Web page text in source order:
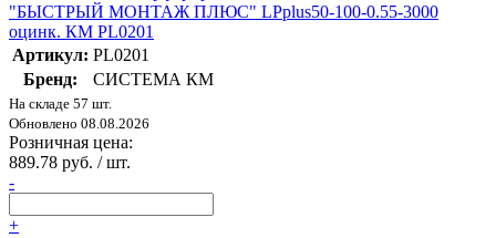
"БЫСТРЫЙ МОНТАЖ ПЛЮС" LPplus50-100-0.55-3000
оцинк. КМ PL0201
Артикул: PL0201
Бренд:
СИСТЕМА КМ
На складе 57 шт.
Обновлено 08.08.2026
Розничная цена:
889.78 руб. / шт.
-
+